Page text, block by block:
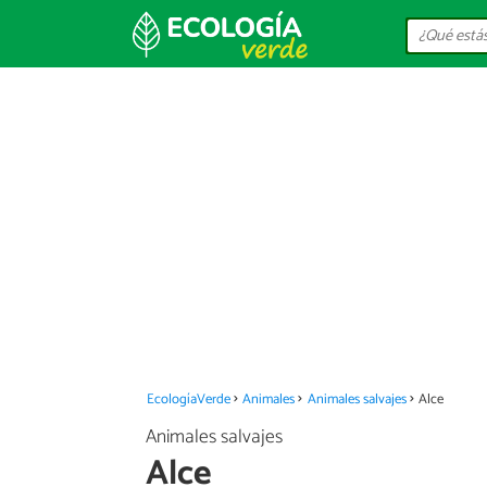
EcologíaVerde Animales Animales salvajes Alce
Animales salvajes
Alce